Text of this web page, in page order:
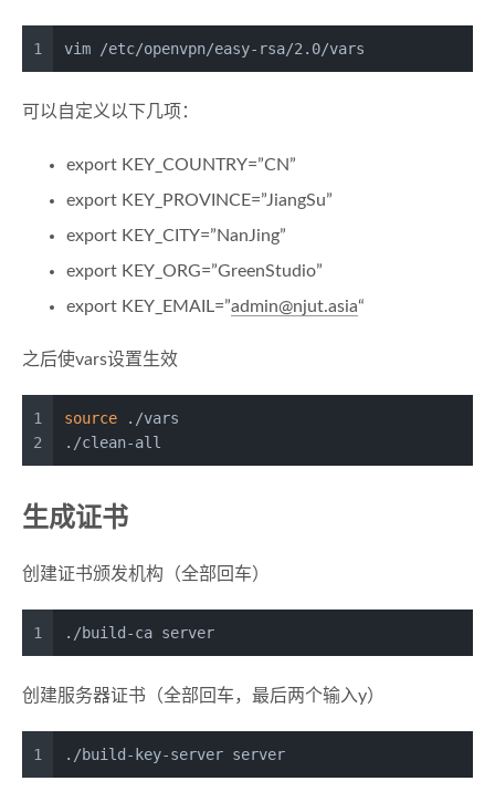
1 vim /etc/openvpn/easy-rsa/2.0/vars
可以自定义以下几项：
export KEY_COUNTRY=”CN”
export KEY_PROVINCE=”JiangSu”
export KEY_CITY=”NanJing”
export KEY_ORG=”GreenStudio”
export KEY_EMAIL=”admin@njut.asia“
之后使vars设置生效
1
2
source ./vars
./clean-all
生成证书
创建证书颁发机构（全部回车）
1 ./build-ca server
创建服务器证书（全部回车，最后两个输入y）
1 ./build-key-server server